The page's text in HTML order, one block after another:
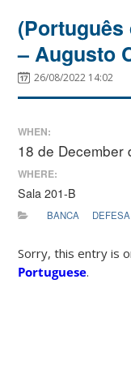
(Português
– Augusto
26/08/2022 14:02
WHEN:
18 de December
WHERE:
Sala 201-B
BANCA DEFESA
Sorry, this entry is
Portuguese.